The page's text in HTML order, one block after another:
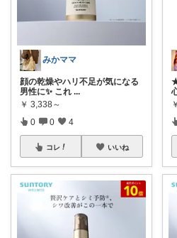
みかママ
顔の乾燥やハリ不足が気になる
男性に✨ これ ...
￥ 3,338～
0 0 4
コレ いいね
￥